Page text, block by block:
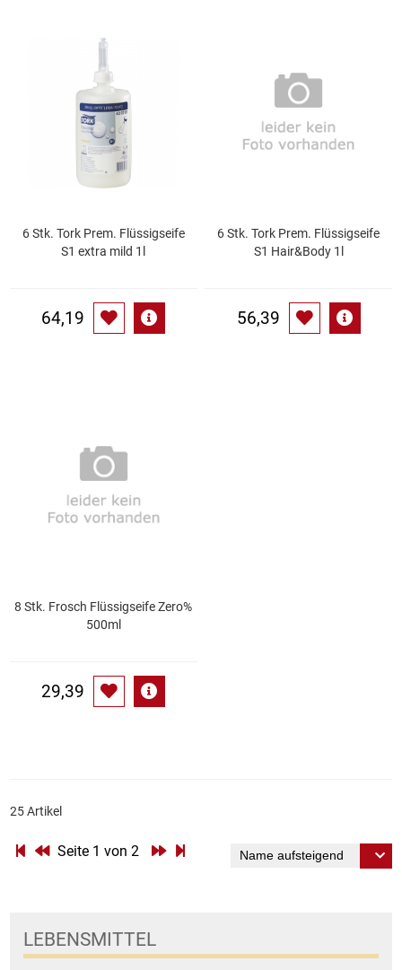
Zucker / Süßstoffe
LEBENSMITTEL
6 Stk. Tork Prem. Flüssigseife
S1 extra mild 1l
64,19
6 Stk. Tork Prem. Flüssigseife
S1 Hair&Body 1l
56,39
8 Stk. Frosch Flüssigseife Zero%
500ml
29,39
25 Artikel
Seite 1 von 2